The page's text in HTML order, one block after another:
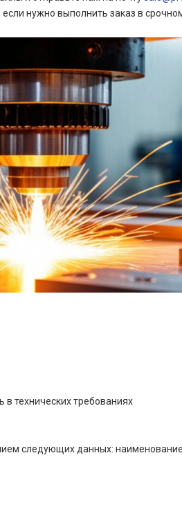
нужно выполнить заказ в
технических требованиях
следующих данных: